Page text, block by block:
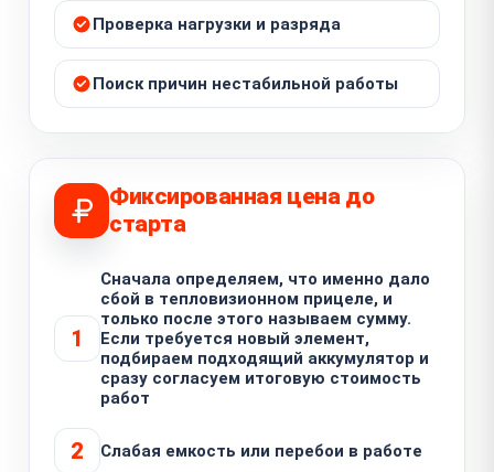
Проверка нагрузки и разряда
Поиск причин нестабильной работы
Фиксированная цена до
старта
1
Сначала определяем, что именно дало
сбой в тепловизионном прицеле, и
только после этого называем сумму.
Если требуется новый элемент,
подбираем подходящий аккумулятор и
сразу согласуем итоговую стоимость
работ
2 Слабая емкость или перебои в работе